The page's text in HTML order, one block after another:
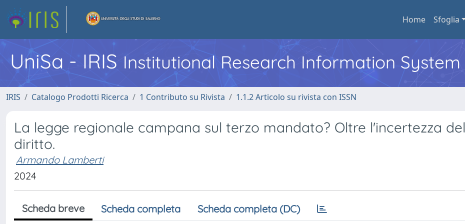
Home Sfoglia
UniSa - IRIS Institutional Research Information System
IRIS Catalogo Prodotti Ricerca 1 Contributo su Rivista 1.1.2 Articolo su rivista con ISSN
La legge regionale campana sul terzo mandato? Oltre l'incertezza del
diritto.
Armando Lamberti
2024
Scheda breve Scheda completa Scheda completa (DC)